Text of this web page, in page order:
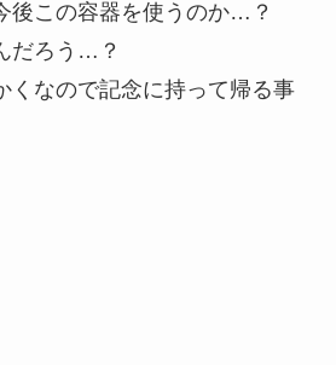
後この容器を使うのか…？
だろう…？
くなので記念に持って帰る事